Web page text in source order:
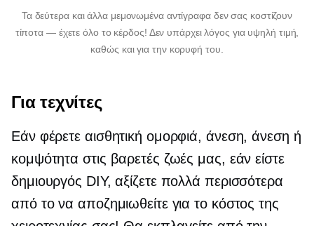
Τα δεύτερα και άλλα μεμονωμένα αντίγραφα δεν σας κοστίζουν
τίποτα — έχετε όλο το κέρδος! Δεν υπάρχει λόγος για υψηλή τιμή,
καθώς και για την κορυφή του.
Για τεχνίτες
Εάν φέρετε αισθητική ομορφιά, άνεση, άνεση ή
κομψότητα στις βαρετές ζωές μας, εάν είστε
δημιουργός DIY, αξίζετε πολλά περισσότερα
από το να αποζημιωθείτε για το κόστος της